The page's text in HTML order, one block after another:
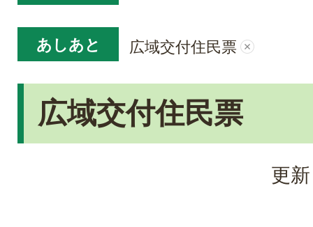
あしあと 広域交付住民票
広域交付住民票
更